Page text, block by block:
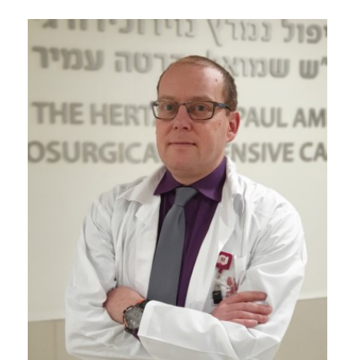
הראשונה
שתי
האחיות
הפכו
באותו
היום
לאימהות
בפעם
הראשונה